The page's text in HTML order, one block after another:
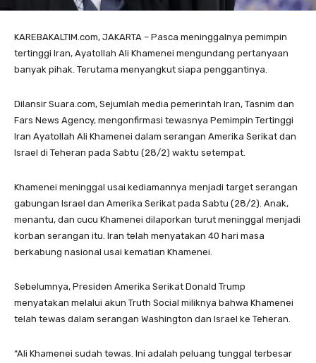
KAREBAKALTIM.com, JAKARTA – Pasca meninggalnya pemimpin
tertinggi Iran, Ayatollah Ali Khamenei mengundang pertanyaan
banyak pihak. Terutama menyangkut siapa penggantinya.
Dilansir Suara.com, Sejumlah media pemerintah Iran, Tasnim dan
Fars News Agency, mengonfirmasi tewasnya Pemimpin Tertinggi
Iran Ayatollah Ali Khamenei dalam serangan Amerika Serikat dan
Israel di Teheran pada Sabtu (28/2) waktu setempat.
Khamenei meninggal usai kediamannya menjadi target serangan
gabungan Israel dan Amerika Serikat pada Sabtu (28/2). Anak,
menantu, dan cucu Khamenei dilaporkan turut meninggal menjadi
korban serangan itu. Iran telah menyatakan 40 hari masa
berkabung nasional usai kematian Khamenei.
Sebelumnya, Presiden Amerika Serikat Donald Trump
menyatakan melalui akun Truth Social miliknya bahwa Khamenei
telah tewas dalam serangan Washington dan Israel ke Teheran.
“Ali Khamenei sudah tewas. Ini adalah peluang tunggal terbesar